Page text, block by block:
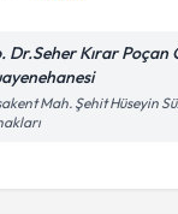
Dr.Seher Kırar Poçan
Mah. Şehit Hüseyin